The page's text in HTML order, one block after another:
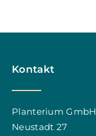
Kontakt
Planterium GmbH
Neustadt 27